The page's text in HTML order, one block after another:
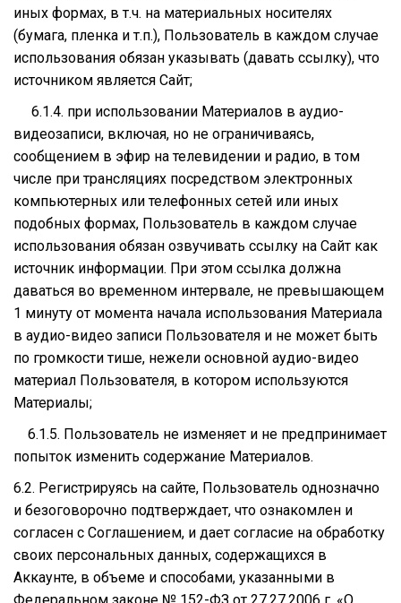
иных формах, в т.ч. на материальных носителях
(бумага, пленка и т.п.), Пользователь в каждом случае
использования обязан указывать (давать ссылку), что
источником является Сайт;
6.1.4. при использовании Материалов в аудио-
видеозаписи, включая, но не ограничиваясь,
сообщением в эфир на телевидении и радио, в том
числе при трансляциях посредством электронных
компьютерных или телефонных сетей или иных
подобных формах, Пользователь в каждом случае
использования обязан озвучивать ссылку на Сайт как
источник информации. При этом ссылка должна
даваться во временном интервале, не превышающем
1 минуту от момента начала использования Материала
в аудио-видео записи Пользователя и не может быть
по громкости тише, нежели основной аудио-видео
материал Пользователя, в котором используются
Материалы;
6.1.5. Пользователь не изменяет и не предпринимает
попыток изменить содержание Материалов.
6.2. Регистрируясь на сайте, Пользователь однозначно
и безоговорочно подтверждает, что ознакомлен и
согласен с Соглашением, и дает согласие на обработку
своих персональных данных, содержащихся в
Аккаунте, в объеме и способами, указанными в
Федеральном законе № 152-ФЗ от 27.27.2006 г. «О